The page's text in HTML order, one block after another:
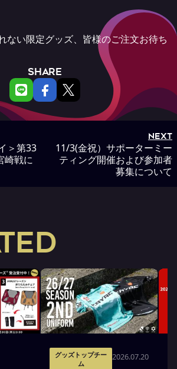
ない限定グッズ、皆様のご注文お待ち
SHARE
＞第33
崎戦に
NEXT
11/3(金祝）サポーターミー
ティング開催および参加者
募集について
グッズトップチー
ム
2026.07.20